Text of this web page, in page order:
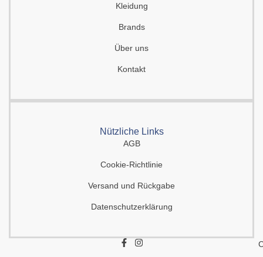
Kleidung
Brands
Über uns
Kontakt
Nützliche Links
AGB
Cookie-Richtlinie
Versand und Rückgabe
Datenschutzerklärung
F
I